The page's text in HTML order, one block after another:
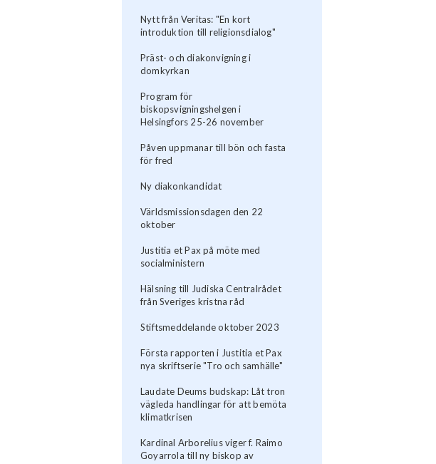
Nytt från Veritas: "En kort
introduktion till religionsdialog"
Präst- och diakonvigning i
domkyrkan
Program för
biskopsvigningshelgen i
Helsingfors 25-26 november
Påven uppmanar till bön och fasta
för fred
Ny diakonkandidat
Världsmissionsdagen den 22
oktober
Justitia et Pax på möte med
socialministern
Hälsning till Judiska Centralrådet
från Sveriges kristna råd
Stiftsmeddelande oktober 2023
Första rapporten i Justitia et Pax
nya skriftserie "Tro och samhälle"
Laudate Deums budskap: Låt tron
vägleda handlingar för att bemöta
klimatkrisen
Kardinal Arborelius viger f. Raimo
Goyarrola till ny biskop av